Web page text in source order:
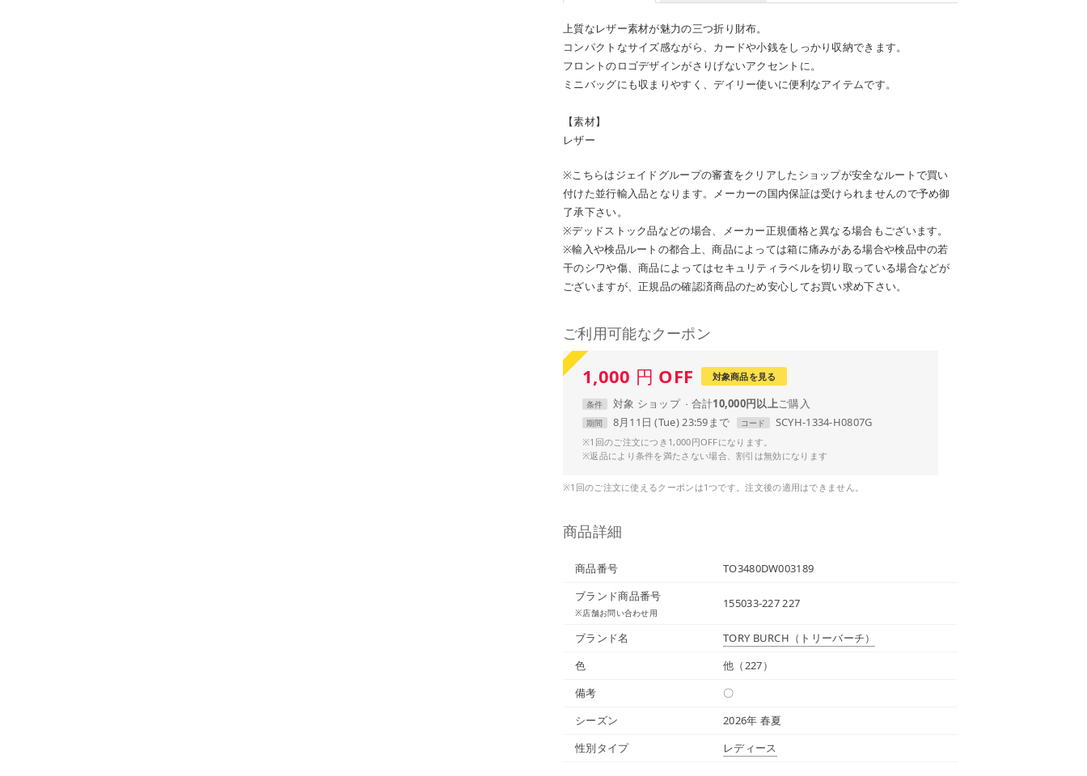
上質なレザー素材が魅力の三つ折り財布。
コンパクトなサイズ感ながら、カードや小銭をしっかり収納できます。
フロントのロゴデザインがさりげないアクセントに。
ミニバッグにも収まりやすく、デイリー使いに便利なアイテムです。
【素材】
レザー
※こちらはジェイドグループの審査をクリアしたショップが安全なルートで買い
付けた並行輸入品となります。メーカーの国内保証は受けられませんので予め御
了承下さい。
※デッドストック品などの場合、メーカー正規価格と異なる場合もございます。
※輸入や検品ルートの都合上、商品によっては箱に痛みがある場合や検品中の若
干のシワや傷、商品によってはセキュリティラベルを切り取っている場合などが
ございますが、正規品の確認済商品のため安心してお買い求め下さい。
ご利用可能なクーポン
1,000 円 OFF 対象商品を見る
条件 対象 ショップ 合計10,000円以上
期間 8月11日 (Tue) 23:59まで コード SCYH-1334-H0807G
※1回のご注文につき1,000円OFFになります。
※返品により条件を満たさない場合、割引は無効になります
※1回のご注文に使えるクーポンは1つです。注文後の適用はできません。
商品詳細
商品番号
TO3480DW003189
ブランド商品番号
※店舗お問い合わせ用
155033-227 227
ブランド名 TORY BURCH （トリーバーチ）
色
他（227）
備考
〇
シーズン
2026年 春夏
性別タイプ
レディース